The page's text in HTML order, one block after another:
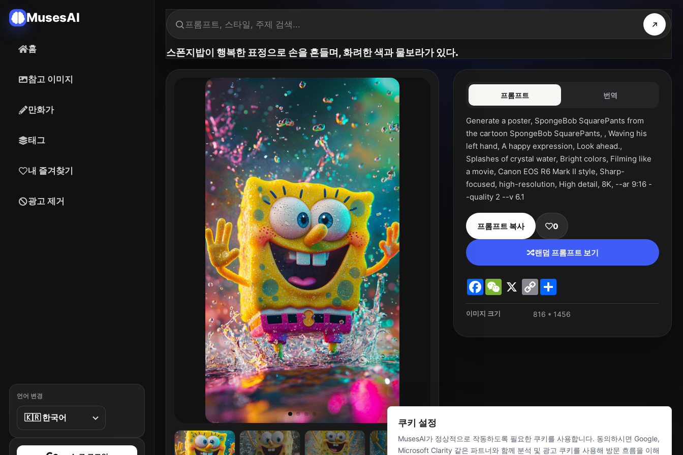
MusesAI
홈
참고 이미지
만화가
태그
내 즐겨찾기
광고 제거
언어 변경
스폰지밥이 행복한 표정으로 손을 흔들며, 화려한 색과 물보라가 있다.
프롬프트 번역
Generate a poster, SpongeBob SquarePants from
the cartoon SpongeBob SquarePants, , Waving his
left hand, A happy expression, Look ahead.,
Splashes of crystal water, Bright colors, Filming like
a movie, Canon EOS R6 Mark II style, Sharp-
focused, high-resolution, High detail, 8K, --ar 9:16 -
-quality 2 --v 6.1
프롬프트 복사 0
랜덤 프롬프트 보기
FacebookWeChat
X
Copy
Link
이미지 크기 816 * 1456
쿠키 설정
MusesAI가 정상적으로 작동하도록 필요한 쿠키를 사용합니다. 동의하시면 Google,
Microsoft Clarity 같은 파트너와 함께 분석 및 광고 쿠키를 사용해 방문 흐름을 이해